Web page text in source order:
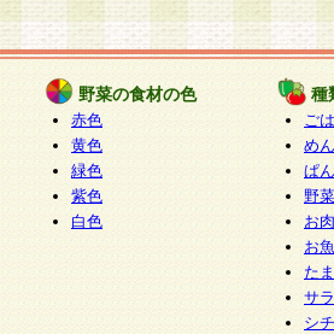
野菜の食材の色
赤色
黄色
緑色
紫色
白色
種
ご
めん
ぱん
野
お
お
た
サ
シ